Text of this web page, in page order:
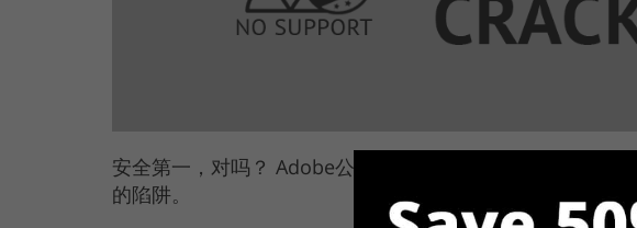
安全第一，对吗？ Adobe公司还相信并保证，下载软件后，
的陷阱。